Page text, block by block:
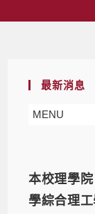
最新消息
MENU
本校理學
學綜合理